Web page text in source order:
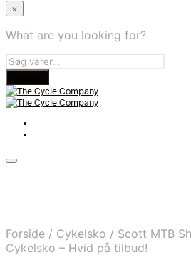
×
What are you looking for?
Forside / Cykelsko / Scott MTB
Cykelsko – Hvid på tilbud!